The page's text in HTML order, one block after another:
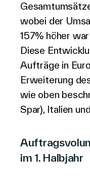
wobei der
157% höher
Diese
Aufträge in
Erweiterung
wie oben
Spar), Italien
im 1. Halbjahr